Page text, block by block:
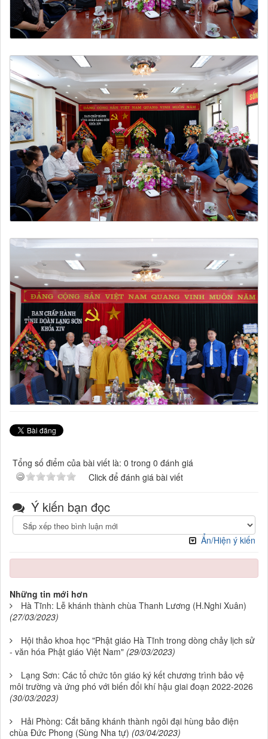
Tổng số điểm của bài viết là: 0 trong 0 đánh giá
Click để đánh giá bài viết
Ý kiến bạn đọc
Ẩn/Hiện ý kiến
Những tin mới hơn
Hà Tĩnh: Lễ khánh thành chùa Thanh Lương (H.Nghi Xuân)
(27/03/2023)
Hội thảo khoa học "Phật giáo Hà Tĩnh trong dòng chảy lịch sử
- văn hóa Phật giáo Việt Nam" (29/03/2023)
Lạng Sơn: Các tổ chức tôn giáo ký kết chương trình bảo vệ
môi trường và ứng phó với biến đổi khí hậu giai đoạn 2022-2026
(30/03/2023)
Hải Phòng: Cắt băng khánh thành ngôi đại hùng bảo điện
chùa Đức Phong (Sùng Nha tự) (03/04/2023)